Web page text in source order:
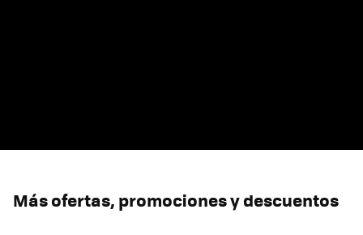
Más ofertas, promociones y descuentos